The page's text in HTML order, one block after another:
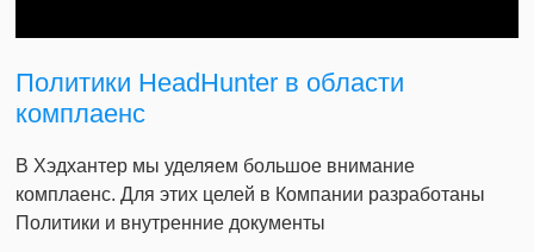
Политики HeadHunter в области
комплаенс
В Хэдхантер мы уделяем большое внимание
комплаенс. Для этих целей в Компании разработаны
Политики и внутренние документы